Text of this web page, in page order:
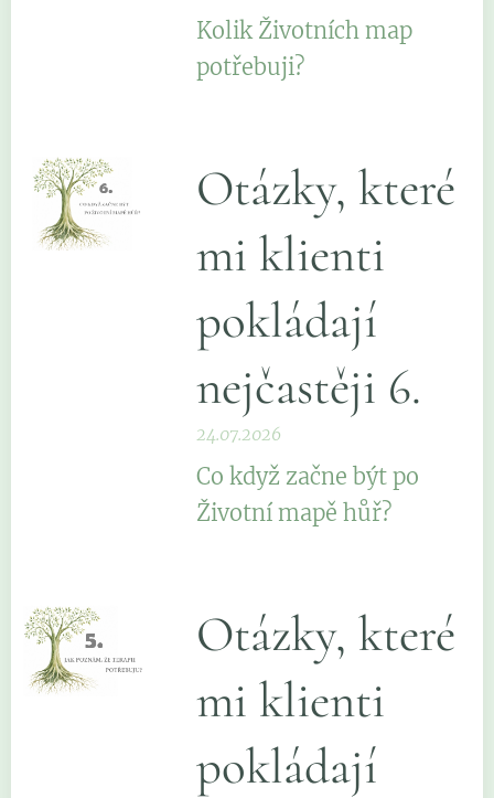
Kolik Životních map
potřebuji?
Otázky, které
mi klienti
pokládají
nejčastěji 6.
24.07.2026
Co když začne být po
Životní mapě hůř?
Otázky, které
mi klienti
pokládají